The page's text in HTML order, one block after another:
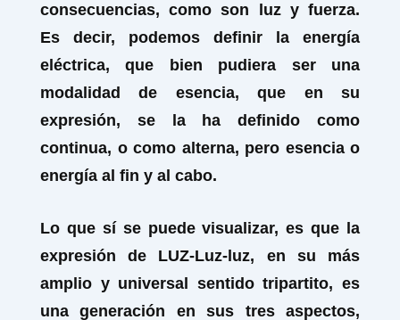
consecuencias, como son luz y fuerza.
Es decir, podemos definir la energía
eléctrica, que bien pudiera ser una
modalidad de esencia, que en su
expresión, se la ha definido como
continua, o como alterna, pero esencia o
energía al fin y al cabo.
Lo que sí se puede visualizar, es que la
expresión de LUZ-Luz-luz, en su más
amplio y universal sentido tripartito, es
una generación en sus tres aspectos,